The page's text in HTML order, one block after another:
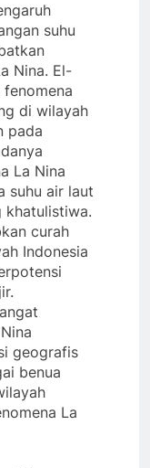
suhu
Nina. El-
di wilayah
pada
La Nina
suhu air laut
khatulistiwa.
curah
Indonesia
geografis
benua
La